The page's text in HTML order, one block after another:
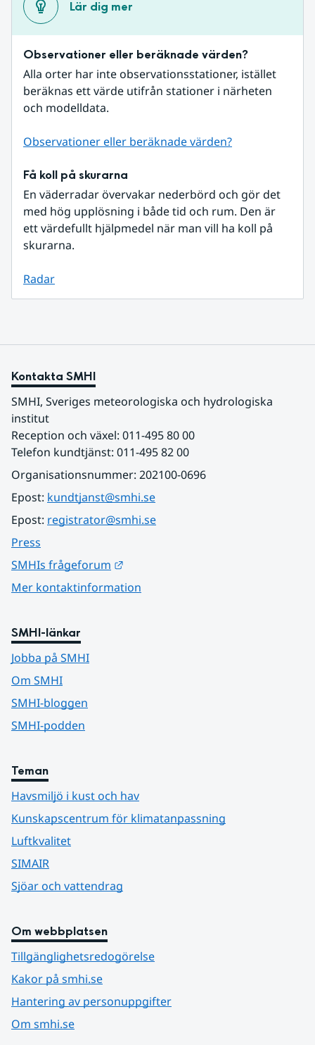
Lär dig mer
Observationer eller beräknade värden?
Alla orter har inte observationsstationer, istället
beräknas ett värde utifrån stationer i närheten
och modelldata.
Observationer eller beräknade värden?
Få koll på skurarna
En väderradar övervakar nederbörd och gör det
med hög upplösning i både tid och rum. Den är
ett värdefullt hjälpmedel när man vill ha koll på
skurarna.
Radar
Kontakta SMHI
SMHI, Sveriges meteorologiska och hydrologiska
institut
Reception och växel: 011-495 80 00
Telefon kundtjänst: 011-495 82 00
Organisationsnummer: 202100-0696
Epost: kundtjanst@smhi.se
Epost: registrator@smhi.se
Press
SMHIs frågeforum
Mer kontaktinformation
SMHI-länkar
Jobba på SMHI
Om SMHI
SMHI-bloggen
SMHI-podden
Teman
Havsmiljö i kust och hav
Kunskapscentrum för klimatanpassning
Luftkvalitet
SIMAIR
Sjöar och vattendrag
Om webbplatsen
Tillgänglighetsredogörelse
Kakor på smhi.se
Hantering av personuppgifter
Om smhi.se